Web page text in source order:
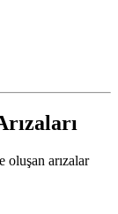
arızalar